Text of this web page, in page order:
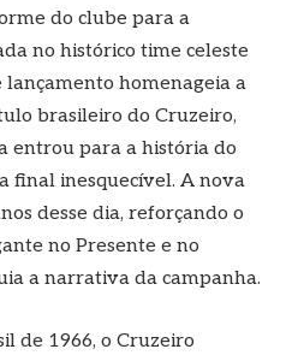
do clube para a
no histórico time celeste
lançamento homenageia a
brasileiro do Cruzeiro,
entrou para a história do
final inesquecível. A nova
desse dia, reforçando o
no Presente e no
a narrativa da campanha.
de 1966, o Cruzeiro